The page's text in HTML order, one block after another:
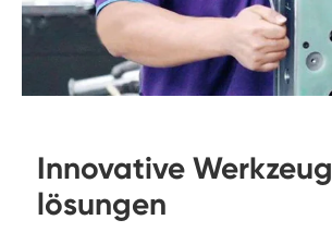
Innovative Werkzeug
lösungen